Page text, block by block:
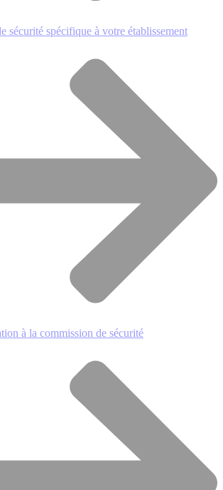
sécurité spécifique à votre établissement
à la commission de sécurité